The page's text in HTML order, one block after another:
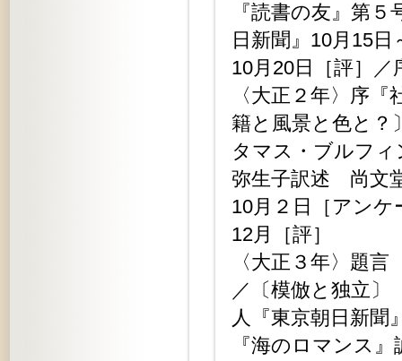
『読書の友』第
日新聞』10月15
10月20日［評］
〈大正２年〉序
籍と風景と色と
タマス・ブルフ
弥生子訳述 尚文
10月２日［アン
12月［評］
〈大正３年〉題
／〔模倣と独立
人『東京朝日新
『海のロマンス